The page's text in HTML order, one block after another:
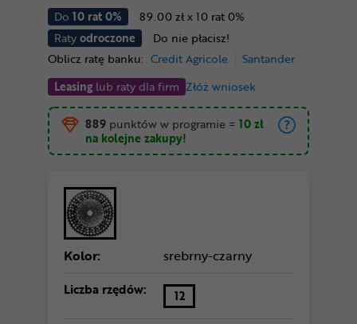
Do 10 rat 0%
89.00 zł x 10 rat 0%
Ratyodroczone
Do nie płacisz!
Oblicz ratę banku: Credit Agricole
Santander
Leasinglub raty dla firm Złóż wniosek
889 punktów w programie = 10 zł
na kolejne zakupy!
Kolor: srebrny-czarny
Liczba rzędów: 12